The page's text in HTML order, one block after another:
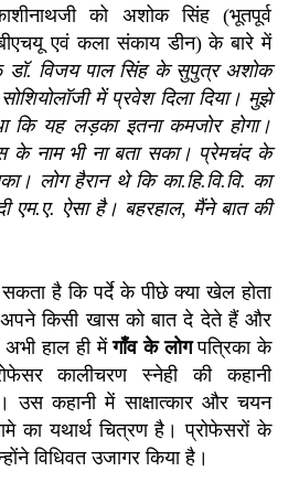
को अशोक सिंह (भूतपूर्व
बीएचयू एवं कला संकाय डीन) के बारे में
डॉ. विजय पाल सिंह के सुपुत्र अशोक
में प्रवेश दिला दिया। मुझे
यह लड़का इतना कमजोर होगा।
के नाम भी ना बता सका। प्रेमचंद के
लोग हैरान थे कि का.हि.वि.वि. का
एम.ए. ऐसा है। बहरहाल, मैंने बात की
है कि पर्दे के पीछे क्या खेल होता
किसी खास को बात दे देते हैं और
अभी हाल ही मेंगाँव के लोगपत्रिका के
कालीचरण स्नेही की कहानी
उस कहानी में साक्षात्कार और चयन
का यथार्थ चित्रण है। प्रोफेसरों के
विधिवत उजागर किया है।